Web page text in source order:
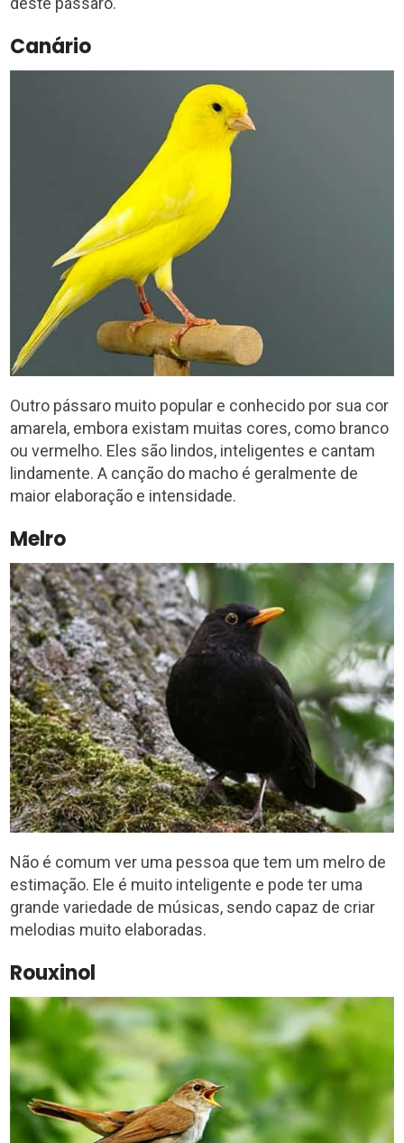
Canário
Outro pássaro muito popular e conhecido por sua cor
amarela, embora existam muitas cores, como branco
ou vermelho. Eles são lindos, inteligentes e cantam
lindamente. A canção do macho é geralmente de
maior elaboração e intensidade.
Melro
Não é comum ver uma pessoa que tem um melro de
estimação. Ele é muito inteligente e pode ter uma
grande variedade de músicas, sendo capaz de criar
melodias muito elaboradas.
Rouxinol